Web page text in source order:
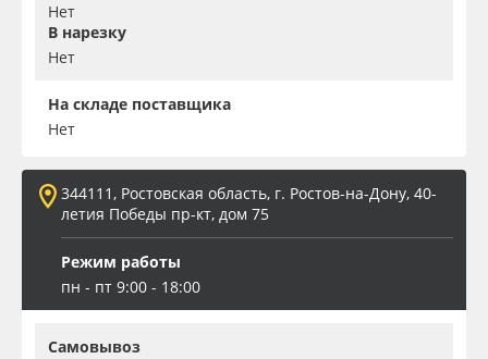
Нет
В нарезку
Нет
На складе поставщика
Нет
344111, Ростовская область, г. Ростов-на-Дону, 40-
летия Победы пр-кт, дом 75
Режим работы
пн - пт 9:00 - 18:00
Самовывоз